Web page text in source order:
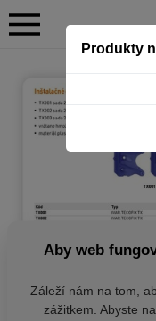
Produkty
Aby web
Záleží nám na tom,
zážitkem. Abyste